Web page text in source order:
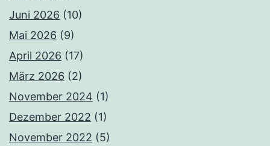
Juni 2026 (10)
Mai 2026 (9)
April 2026 (17)
März 2026 (2)
November 2024 (1)
Dezember 2022 (1)
November 2022 (5)